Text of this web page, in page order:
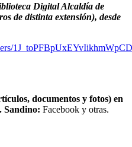
Digital Alcaldía de
de distinta extensión), desde
documentos y fotos) en
Sandino: Facebook y otras.